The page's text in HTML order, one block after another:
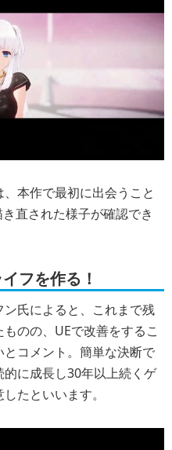
本作で最初に出会うこと
直された様子が確認でき
フを作る！
氏によると、これまで残
のの、UEで改善をするこ
コメント。簡単な決断で
に成長し30年以上続くゲ
たといいます。